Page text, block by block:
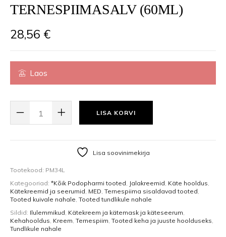
TERNESPIIMASALV (60ML)
28,56 €
Laos
LISA KORVI
Lisa soovinimekirja
Tootekood: PM34L
Kategooriad: *Kõik Podopharmi tooted, Jalakreemid, Käte hooldus,
Kätekreemid ja seerumid, MED, Ternespiima sisaldavad tooted,
Tooted kuivale nahale, Tooted tundlikule nahale
Sildid: Ilulemmikud, Kätekreem ja kätemask ja käteseerum,
Kehahooldus, Kreem, Ternespiim, Tooted keha ja juuste hoolduseks,
Tundlikule nahale